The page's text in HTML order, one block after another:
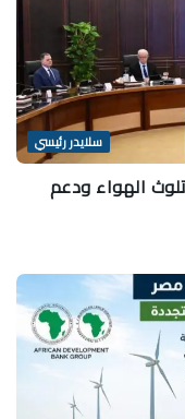
سلايدر رئيسي
الهواء ودعم